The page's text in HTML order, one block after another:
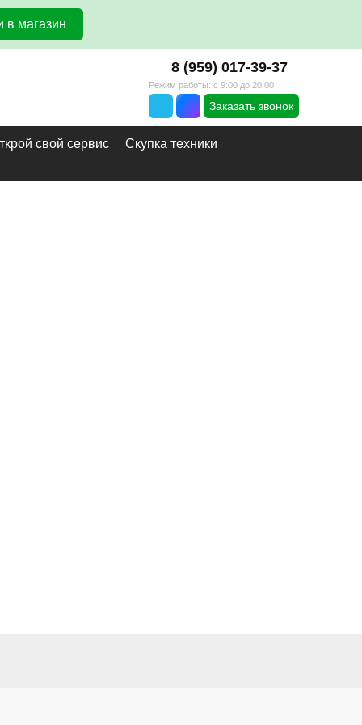
в магазин
8 (959) 017-39-37
Режим работы: с 9:00 до 20:00
Заказать звонок
свой сервис Скупка техники